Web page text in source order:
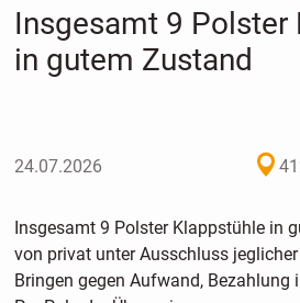
Insgesamt 9 Polster
in gutem Zustand
24.07.2026
Insgesamt 9 Polster Klappstühle in
von privat unter Ausschluss
Bringen gegen Aufwand, Bezahlung